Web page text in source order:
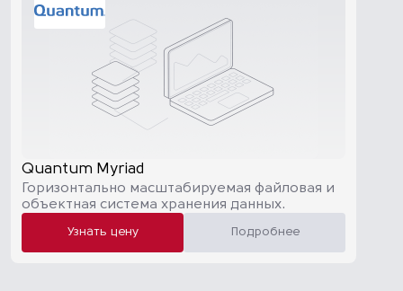
Quantum Myriad
Горизонтально масштабируемая файловая и
объектная система хранения данных.
Узнать цену Подробнее